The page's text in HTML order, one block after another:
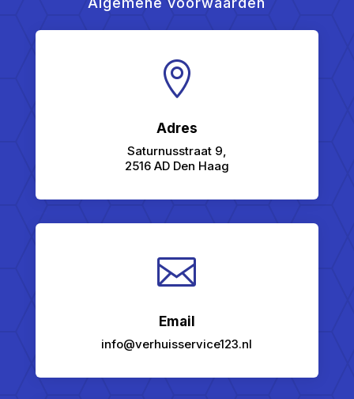

Adres
Saturnusstraat 9,
2516 AD Den Haag

Email
info@verhuisservice123.nl